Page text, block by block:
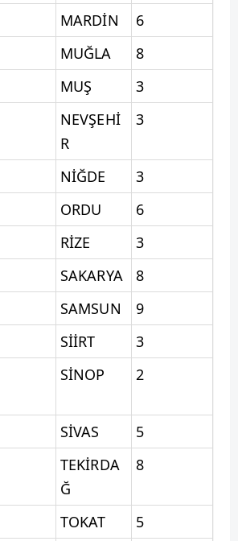
MARDİN
6
MUĞLA
8
MUŞ
3
NEVŞEHİ
R
3
NİĞDE
3
ORDU
6
RİZE
3
SAKARYA
8
SAMSUN
9
SİİRT
3
SİNOP 2
SİVAS
5
TEKİRDA
Ğ
8
TOKAT
5